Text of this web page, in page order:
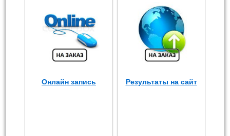
Онлайн запись Результаты на сайт